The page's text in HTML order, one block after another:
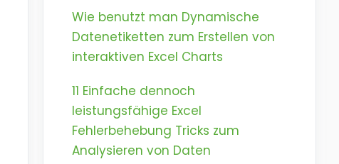
Wie benutzt man Dynamische
Datenetiketten zum Erstellen von
interaktiven Excel Charts
11 Einfache dennoch
leistungsfähige Excel
Fehlerbehebung Tricks zum
Analysieren von Daten